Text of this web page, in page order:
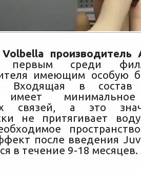
Volbella
первым среди
имеющим особую
Входящая в состав
имеет минимальное
связей, а это
не притягивает
после введения
в течение 9-18 месяцев.